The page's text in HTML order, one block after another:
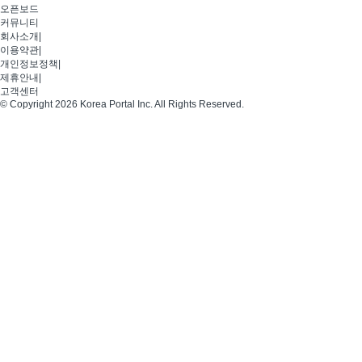
오픈보드
커뮤니티
회사소개
이용약관
개인정보정책
제휴안내
고객센터
© Copyright 2026 Korea Portal Inc. All Rights Reserved.